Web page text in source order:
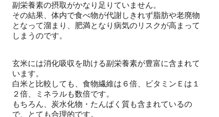
副栄養素の摂取がかなり足りていません。
その結果、体内で食べ物が代謝しきれず脂肪や老廃物
となって溜まり、肥満となり病気のリスクが高まって
しまうのです。
玄米には消化吸収を助ける副栄養素が豊富に含まれて
います。
白米と比較しても、食物繊維は６倍、ビタミンＥは１
２倍、ミネラルも数倍です。
もちろん、炭水化物・たんぱく質も含まれているの
で、とても合理的です。